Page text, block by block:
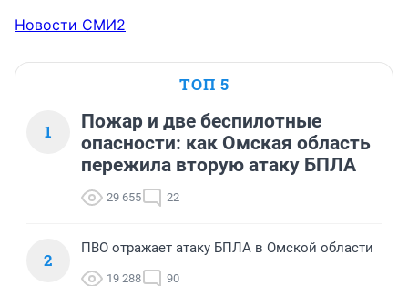
Новости СМИ2
ТОП 5
1
Пожар и две беспилотные
опасности: как Омская область
пережила вторую атаку БПЛА
29 655 22
2
ПВО отражает атаку БПЛА в Омской области
19 288 90